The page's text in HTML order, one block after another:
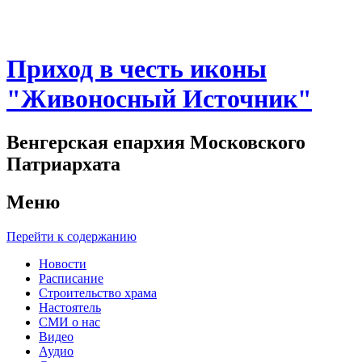
Приход в честь иконы
"Живоносный Источник"
Венгерская епархия Московского
Патриархата
Меню
Перейти к содержанию
Новости
Расписание
Строительство храма
Настоятель
СМИ о нас
Видео
Аудио